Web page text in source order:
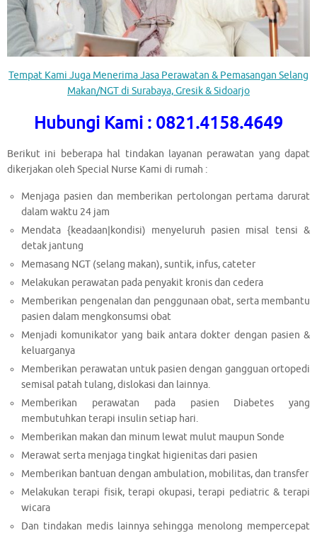
Tempat Kami Juga Menerima Jasa Perawatan & Pemasangan Selang
Makan/NGT di Surabaya, Gresik & Sidoarjo
Hubungi Kami : 0821.4158.4649
Berikut ini beberapa hal tindakan layanan perawatan yang dapat
dikerjakan oleh Special Nurse Kami di rumah :
Menjaga pasien dan memberikan pertolongan pertama darurat
dalam waktu 24 jam
Mendata {keadaan|kondisi) menyeluruh pasien misal tensi &
detak jantung
Memasang NGT (selang makan), suntik, infus, cateter
Melakukan perawatan pada penyakit kronis dan cedera
Memberikan pengenalan dan penggunaan obat, serta membantu
pasien dalam mengkonsumsi obat
Menjadi komunikator yang baik antara dokter dengan pasien &
keluarganya
Memberikan perawatan untuk pasien dengan gangguan ortopedi
semisal patah tulang, dislokasi dan lainnya.
Memberikan perawatan pada pasien Diabetes yang
membutuhkan terapi insulin setiap hari.
Memberikan makan dan minum lewat mulut maupun Sonde
Merawat serta menjaga tingkat higienitas dari pasien
Memberikan bantuan dengan ambulation, mobilitas, dan transfer
Melakukan terapi fisik, terapi okupasi, terapi pediatric & terapi
wicara
Dan tindakan medis lainnya sehingga menolong mempercepat